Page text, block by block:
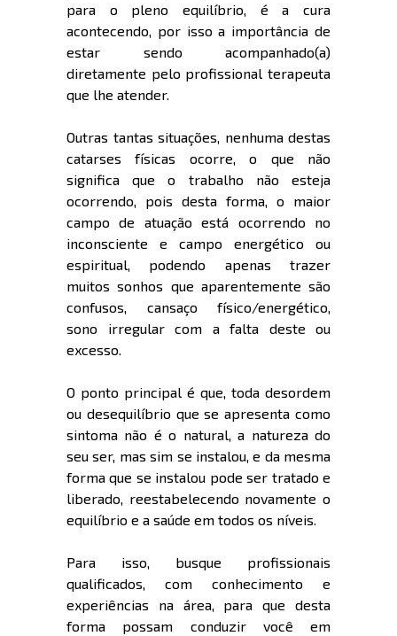
para o pleno equilíbrio, é a cura
acontecendo, por isso a importância de
estar sendo acompanhado(a)
diretamente pelo profissional terapeuta
que lhe atender.
Outras tantas situações, nenhuma destas
catarses físicas ocorre, o que não
significa que o trabalho não esteja
ocorrendo, pois desta forma, o maior
campo de atuação está ocorrendo no
inconsciente e campo energético ou
espiritual, podendo apenas trazer
muitos sonhos que aparentemente são
confusos, cansaço físico/energético,
sono irregular com a falta deste ou
excesso.
O ponto principal é que, toda desordem
ou desequilíbrio que se apresenta como
sintoma não é o natural, a natureza do
seu ser, mas sim se instalou, e da mesma
forma que se instalou pode ser tratado e
liberado, reestabelecendo novamente o
equilíbrio e a saúde em todos os níveis.
Para isso, busque profissionais
qualificados, com conhecimento e
experiências na área, para que desta
forma possam conduzir você em